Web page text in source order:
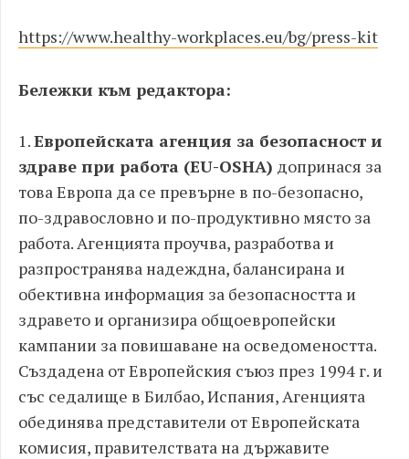
https://www.healthy-workplaces.eu/bg/press-kit
Бележки към редактора:
1.Европейската агенция за безопасност и
здраве при работа (EU-OSHA) допринася за
това Европа да се превърне в по-безопасно,
по-здравословно и по-продуктивно място за
работа. Агенцията проучва, разработва и
разпространява надеждна, балансирана и
обективна информация за безопасността и
здравето и организира общоевропейски
кампании за повишаване на осведомеността.
Създадена от Европейския съюз през 1994 г. и
със седалище в Билбао, Испания, Агенцията
обединява представители от Европейската
комисия, правителствата на държавите